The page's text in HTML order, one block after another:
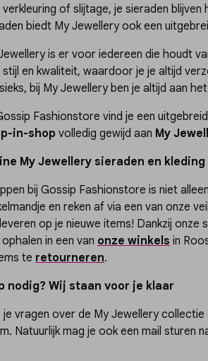
of slijtage, je sieraden
biedt My Jewellery ook een
is er voor iedereen die houdt
en kwaliteit, waardoor je je altijd
bij My Jewellery ben je altijd aan
Fashionstore vind je een
in-shop volledig gewijd aan My
My Jewellery sieraden en
bij Gossip Fashionstore is niet
en reken af via een van onze
op je nieuwe items! Dankzij
in een van onze winkels in
te retourneren.
nodig? Wij staan voor je klaar
je vragen over de My Jewellery
Natuurlijk mag je ook een mail sturen